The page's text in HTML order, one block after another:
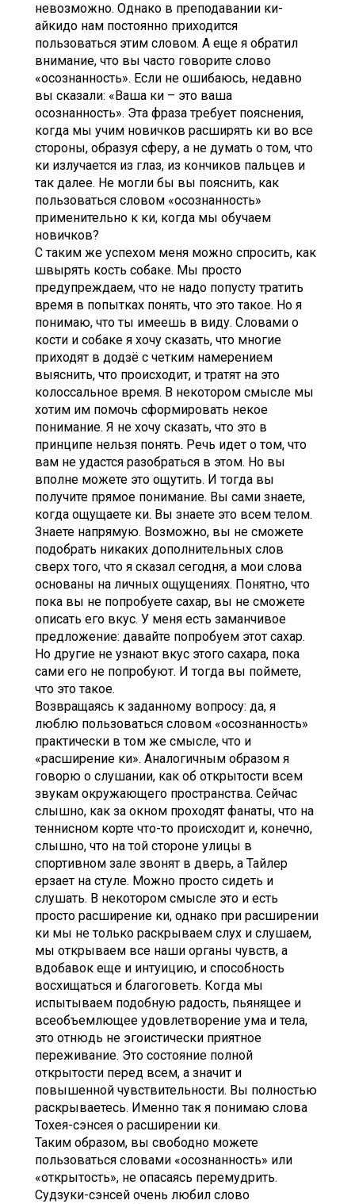
невозможно. Однако в преподавании ки-
айкидо нам постоянно приходится
пользоваться этим словом. А еще я обратил
внимание, что вы часто говорите слово
«осознанность». Если не ошибаюсь, недавно
вы сказали: «Ваша ки – это ваша
осознанность». Эта фраза требует пояснения,
когда мы учим новичков расширять ки во все
стороны, образуя сферу, а не думать о том, что
ки излучается из глаз, из кончиков пальцев и
так далее. Не могли бы вы пояснить, как
пользоваться словом «осознанность»
применительно к ки, когда мы обучаем
новичков?
С таким же успехом меня можно спросить, как
швырять кость собаке. Мы просто
предупреждаем, что не надо попусту тратить
время в попытках понять, что это такое. Но я
понимаю, что ты имеешь в виду. Словами о
кости и собаке я хочу сказать, что многие
приходят в додзё с четким намерением
выяснить, что происходит, и тратят на это
колоссальное время. В некотором смысле мы
хотим им помочь сформировать некое
понимание. Я не хочу сказать, что это в
принципе нельзя понять. Речь идет о том, что
вам не удастся разобраться в этом. Но вы
вполне можете это ощутить. И тогда вы
получите прямое понимание. Вы сами знаете,
когда ощущаете ки. Вы знаете это всем телом.
Знаете напрямую. Возможно, вы не сможете
подобрать никаких дополнительных слов
сверх того, что я сказал сегодня, а мои слова
основаны на личных ощущениях. Понятно, что
пока вы не попробуете сахар, вы не сможете
описать его вкус. У меня есть заманчивое
предложение: давайте попробуем этот сахар.
Но другие не узнают вкус этого сахара, пока
сами его не попробуют. И тогда вы поймете,
что это такое.
Возвращаясь к заданному вопросу: да, я
люблю пользоваться словом «осознанность»
практически в том же смысле, что и
«расширение ки». Аналогичным образом я
говорю о слушании, как об открытости всем
звукам окружающего пространства. Сейчас
слышно, как за окном проходят фанаты, что на
теннисном корте что-то происходит и, конечно,
слышно, что на той стороне улицы в
спортивном зале звонят в дверь, а Тайлер
ерзает на стуле. Можно просто сидеть и
слушать. В некотором смысле это и есть
просто расширение ки, однако при расширении
ки мы не только раскрываем слух и слушаем,
мы открываем все наши органы чувств, а
вдобавок еще и интуицию, и способность
восхищаться и благоговеть. Когда мы
испытываем подобную радость, пьянящее и
всеобъемлющее удовлетворение ума и тела,
это отнюдь не эгоистически приятное
переживание. Это состояние полной
открытости перед всем, а значит и
повышенной чувствительности. Вы полностью
раскрываетесь. Именно так я понимаю слова
Тохея-сэнсея о расширении ки.
Таким образом, вы свободно можете
пользоваться словами «осознанность» или
«открытость», не опасаясь перемудрить.
Судзуки-сэнсей очень любил слово